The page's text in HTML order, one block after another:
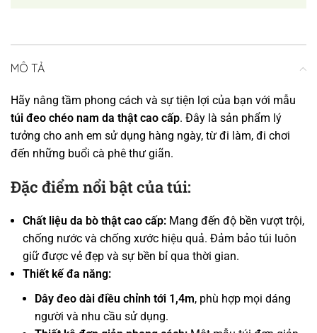
MÔ TẢ
Hãy nâng tầm phong cách và sự tiện lợi của bạn với mẫu
túi đeo chéo nam da thật cao cấp. Đây là sản phẩm lý
tưởng cho anh em sử dụng hàng ngày, từ đi làm, đi chơi
đến những buổi cà phê thư giãn.
Đặc điểm nổi bật của túi:
Chất liệu da bò thật cao cấp: Mang đến độ bền vượt trội,
chống nước và chống xước hiệu quả. Đảm bảo túi luôn
giữ được vẻ đẹp và sự bền bỉ qua thời gian.
Thiết kế đa năng:
Dây đeo dài điều chỉnh tới 1,4m, phù hợp mọi dáng
người và nhu cầu sử dụng.